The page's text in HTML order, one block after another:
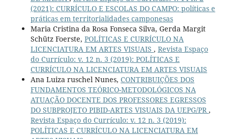
(2021): CURRÍCULO E ESCOLAS DO CAMPO: políticas e
práticas em territorialidades camponesas
Maria Cristina da Rosa Fonseca Silva, Gerda Margit
Schütz Foerste, POLÍTICAS E CURRÍCULO NA
LICENCIATURA EM ARTES VISUAIS , Revista Espaço
do Currículo: v. 12 n. 3 (2019): POLÍTICAS E
CURRÍCULO NA LICENCIATURA EM ARTES VISUAIS
Ana Luiza ruschel Nunes, CONTRIBUIÇÕES DOS
FUNDAMENTOS TEÓRICO-METODOLÓGICOS NA
ATUAÇÃO DOCENTE DOS PROFESSORES EGRESSOS
DO SUBPROJETO PIBID-ARTES VISUAIS DA UEPG/PR,
Revista Espaço do Currículo: v. 12 n. 3 (2019):
POLÍTICAS E CURRÍCULO NA LICENCIATURA EM